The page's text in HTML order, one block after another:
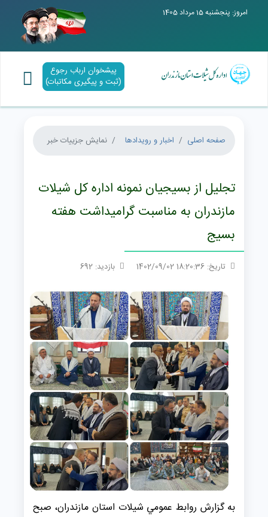
امروز: پنجشنبه 15 مرداد 1405
پیشخوان ارباب رجوع
(ثبت و پیگیری مکاتبات)
صفحه اصلی اخبار و رویدادها نمایش جزییات خبر
تجلیل از بسیجیان نمونه اداره کل شیلات
مازندران به مناسبت گرامیداشت هفته
بسیج
تاریخ: 18:20:36 1402/09/02 بازدید: 692
به گزارش روابط عمومي شیلات استان مازندران، صبح